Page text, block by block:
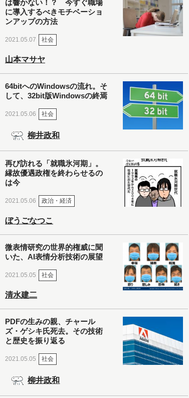
は響かない！？ 今すぐ職場
に導入するべきモチベーショ
ンアップの方法
2021.05.07 社会
山本マサヤ
64bitへのWindowsの流れ。そ
して、32bit版Windowsの終焉
2021.05.06 社会
柳井政和
再び訪れる「就職氷河期」。
縁故優遇政権を終わらせるの
は今
2021.05.06 政治・経済
ぼうごなつこ
微表情研究の世界的権威に聞
いた、AI表情分析技術の展望
2021.05.05 社会
清水建二
PDFの生みの親、チャール
ズ・ゲシキ氏死去。その技術
と歴史を振り返る
2021.05.05 社会
柳井政和